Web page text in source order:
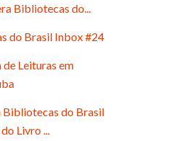
Bibliotecas do...
do Brasil Inbox #24
de Leituras em
Bibliotecas do Brasil
Livro ...